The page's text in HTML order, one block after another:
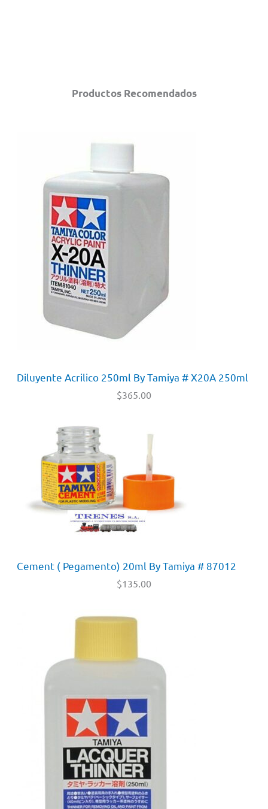
Productos Recomendados
Diluyente Acrilico 250ml By Tamiya # X20A 250ml
$365.00
Cement ( Pegamento) 20ml By Tamiya # 87012
$135.00